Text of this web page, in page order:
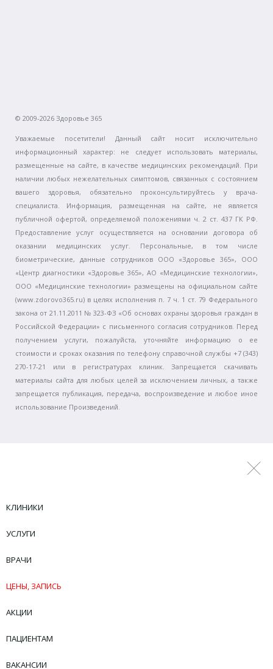
© 2009-2026 Здоровье 365
Уважаемые посетители! Данный сайт носит исключительно
информационный характер: не следует использовать материалы,
размещенные на сайте, в качестве медицинских рекомендаций. При
наличии любых нежелательных симптомов, связанных с состоянием
вашего здоровья, обязательно проконсультируйтесь у врача-
специалиста. Информация, размещенная на сайте, не является
публичной офертой, определяемой положениями ч. 2 ст. 437 ГК РФ.
Предоставление услуг осуществляется на основании договора об
оказании медицинских услуг. Персональные, в том числе
биометрические, данные сотрудников ООО «Здоровье 365», ООО
«Центр диагностики «Здоровье 365», АО «Медицинские технологии»,
ООО «Медицинские технологии» размещены на официальном сайте
(www.zdorovo365.ru) в целях исполнения п. 7 ч. 1 ст. 79 Федерального
закона от 21.11.2011 № 323-ФЗ «Об основах охраны здоровья граждан в
Российской Федерации» с письменного согласия сотрудников. Перед
получением услуги, пожалуйста, уточняйте информацию о ее
стоимости и сроках оказания по телефону справочной службы +7 (343)
270-17-21 или в регистратурах клиник. Запрещается скачивать
материалы сайта для любых целей за исключением личных, а также
запрещается публикация, передача, воспроизведение и любое иное
использование Произведений.
КЛИНИКИ
УСЛУГИ
ВРАЧИ
ЦЕНЫ, ЗАПИСЬ
АКЦИИ
ПАЦИЕНТАМ
ВАКАНСИИ